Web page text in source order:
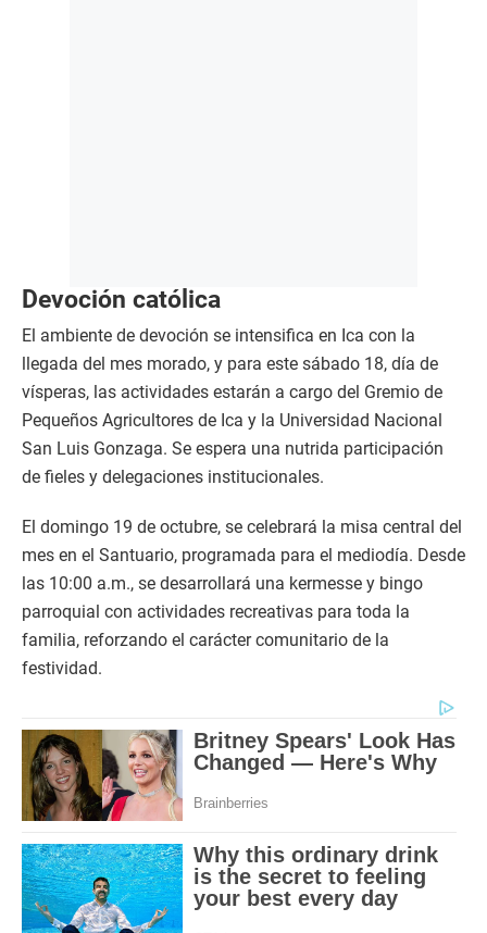
Devoción católica
El ambiente de devoción se intensifica en Ica con la
llegada del mes morado, y para este sábado 18, día de
vísperas, las actividades estarán a cargo del Gremio de
Pequeños Agricultores de Ica y la Universidad Nacional
San Luis Gonzaga. Se espera una nutrida participación
de fieles y delegaciones institucionales.
El domingo 19 de octubre, se celebrará la misa central del
mes en el Santuario, programada para el mediodía. Desde
las 10:00 a.m., se desarrollará una kermesse y bingo
parroquial con actividades recreativas para toda la
familia, reforzando el carácter comunitario de la
festividad.